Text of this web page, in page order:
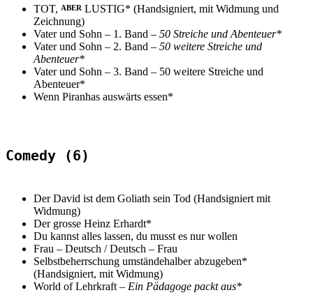
TOT, ABER LUSTIG* (Handsigniert, mit Widmung und
Zeichnung)
Vater und Sohn – 1. Band – 50 Streiche und Abenteuer*
Vater und Sohn – 2. Band – 50 weitere Streiche und
Abenteuer*
Vater und Sohn – 3. Band – 50 weitere Streiche und
Abenteuer*
Wenn Piranhas auswärts essen*
Comedy (6)
Der David ist dem Goliath sein Tod (Handsigniert mit
Widmung)
Der grosse Heinz Erhardt*
Du kannst alles lassen, du musst es nur wollen
Frau – Deutsch / Deutsch – Frau
Selbstbeherrschung umständehalber abzugeben*
(Handsigniert, mit Widmung)
World of Lehrkraft – Ein Pädagoge packt aus*